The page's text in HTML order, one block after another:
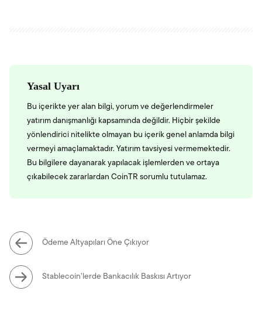
Yasal Uyarı
Bu içerikte yer alan bilgi, yorum ve değerlendirmeler
yatırım danışmanlığı kapsamında değildir. Hiçbir şekilde
yönlendirici nitelikte olmayan bu içerik genel anlamda bilgi
vermeyi amaçlamaktadır. Yatırım tavsiyesi vermemektedir.
Bu bilgilere dayanarak yapılacak işlemlerden ve ortaya
çıkabilecek zararlardan CoinTR sorumlu tutulamaz.
Ödeme Altyapıları Öne Çıkıyor
Stablecoin’lerde Bankacılık Baskısı Artıyor